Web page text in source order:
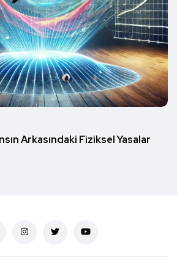
Arkasındaki Fiziksel Yasalar